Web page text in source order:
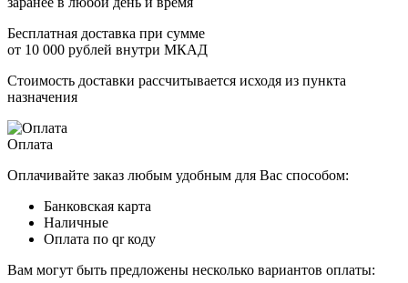
Бесплатная доставка при сумме
от 10 000 рублей внутри МКАД
Стоимость доставки рассчитывается исходя из пункта
назначения
Оплата
Оплачивайте заказ любым удобным для Вас способом:
Банковская карта
Наличные
Оплата по qr коду
Вам могут быть предложены несколько вариантов оплаты: